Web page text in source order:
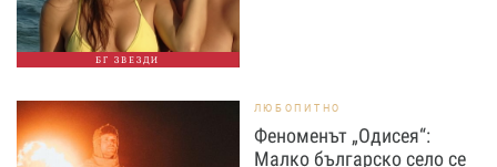
БГ ЗВЕЗДИ
ЛЮБОПИТНО
Феноменът „Одисея“:
Малко българско село се